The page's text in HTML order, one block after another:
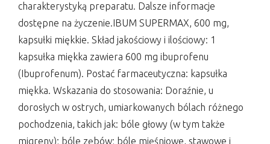
charakterystyką preparatu. Dalsze informacje
dostępne na życzenie.IBUM SUPERMAX, 600 mg,
kapsułki miękkie. Skład jakościowy i ilościowy: 1
kapsułka miękka zawiera 600 mg ibuprofenu
(Ibuprofenum). Postać farmaceutyczna: kapsułka
miękka. Wskazania do stosowania: Doraźnie, u
dorosłych w ostrych, umiarkowanych bólach różnego
pochodzenia, takich jak: bóle głowy (w tym także
migreny); bóle zębów; bóle mięśniowe, stawowe i